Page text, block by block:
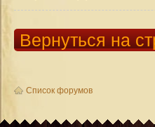
Вернуться на
Список форумов